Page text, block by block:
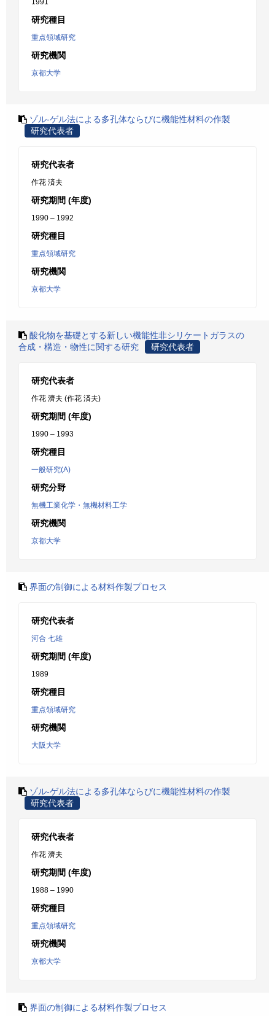
1991
研究種目
重点領域研究
研究機関
京都大学
ゾル-ゲル法による多孔体ならびに機能性材料の作製
研究代表者
研究代表者
作花 済夫
研究期間 (年度)
1990 – 1992
研究種目
重点領域研究
研究機関
京都大学
酸化物を基礎とする新しい機能性非シリケートガラスの
合成・構造・物性に関する研究
研究代表者
研究代表者
作花 濟夫 (作花 済夫)
研究期間 (年度)
1990 – 1993
研究種目
一般研究(A)
研究分野
無機工業化学・無機材料工学
研究機関
京都大学
界面の制御による材料作製プロセス
研究代表者
河合 七雄
研究期間 (年度)
1989
研究種目
重点領域研究
研究機関
大阪大学
ゾル-ゲル法による多孔体ならびに機能性材料の作製
研究代表者
研究代表者
作花 濟夫
研究期間 (年度)
1988 – 1990
研究種目
重点領域研究
研究機関
京都大学
界面の制御による材料作製プロセス